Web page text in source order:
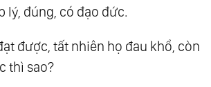
lý, đúng, có đạo đức.
được, tất nhiên họ đau khổ, còn
thì sao?